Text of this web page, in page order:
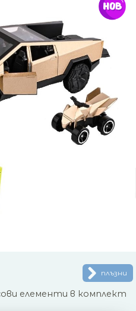
плъзни
елементи в комплект